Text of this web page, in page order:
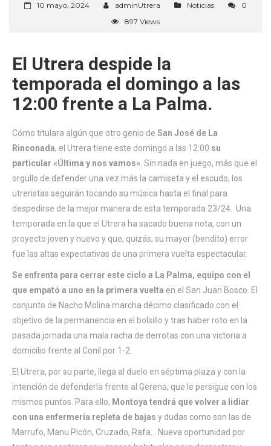
10 mayo, 2024 adminUtrera Noticias
0
897 Views
El Utrera despide la
temporada el domingo a las
12:00 frente a La Palma.
Cómo titulara algún que otro genio de San José de La
Rinconada, el Utrera tiene este domingo a las 12:00 su
particular «Última y nos vamos». Sin nada en juego, más que el
orgullo de defender una vez más la camiseta y el escudo, los
utreristas seguirán tocando su música hasta el final para
despedirse de la mejor manera de esta temporada 23/24. Una
temporada en la que el Utrera ha sacado buena nota, con un
proyecto joven y nuevo y que, quizás, su mayor (bendito) error
fue las altas expectativas de una primera vuelta espectacular.
Se enfrenta para cerrar este ciclo a La Palma, equipo con el
que empató a uno en la primera vuelta en el San Juan Bosco. El
conjunto de Nacho Molina marcha décimo clasificado con el
objetivo de la permanencia en el bolsillo y tras haber roto en la
pasada jornada una mala racha de derrotas con una victoria a
domicilio frente al Conil por 1-2.
El Utrera, por su parte, llega al duelo en séptima plaza y con la
intención de defenderla frente al Gerena, que le persigue con los
mismos puntos. Para ello, Montoya tendrá que volver a lidiar
con una enfermería repleta de bajas y dudas como son las de
Marrufo, Manu Picón, Cruzado, Rafa… Nueva oportunidad por